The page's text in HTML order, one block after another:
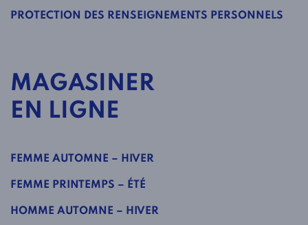
PROTECTION DES RENSEIGNEMENTS PERSONNELS
MAGASINER
EN LIGNE
FEMME AUTOMNE – HIVER
FEMME PRINTEMPS – ÉTÉ
HOMME AUTOMNE – HIVER